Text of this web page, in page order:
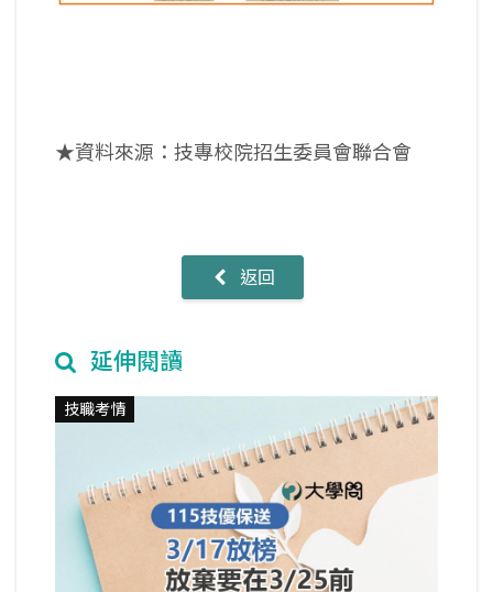
★資料來源：技專校院招生委員會聯合會
返回
延伸閱讀
技職考情